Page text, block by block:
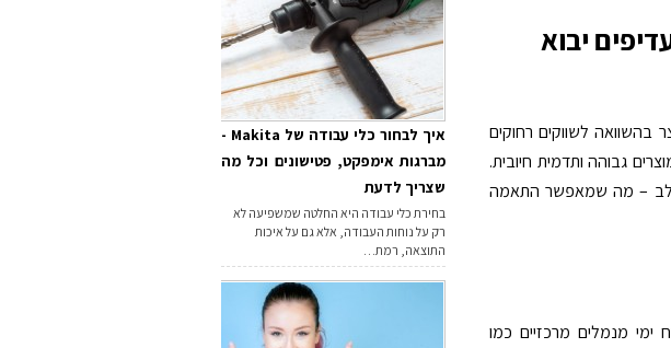
יבוא
בהשוואה לשווקים רחוקים
גבוהה ותדמית חיובית.
– מה שמאפשר התאמה
מנמלים מרכזיים כמו
איך לבחור כלי עבודה של Makita -
מברגות אימפקט, פטישונים וכל מה
שצריך לדעת
בחירת כלי עבודה היא החלטה שמשפיעה לא
רק על נוחות העבודה, אלא גם על איכות
התוצאה, רמת…